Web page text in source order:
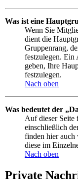
Was ist eine
Wenn Sie
dient die
Gruppenrang,
festzulegen. Ein
geben, Ihre
festzulegen.
Nach oben
Was bedeutet der
Auf dieser Seite
einschließlich
finden hier auch
diese im
Nach oben
Private